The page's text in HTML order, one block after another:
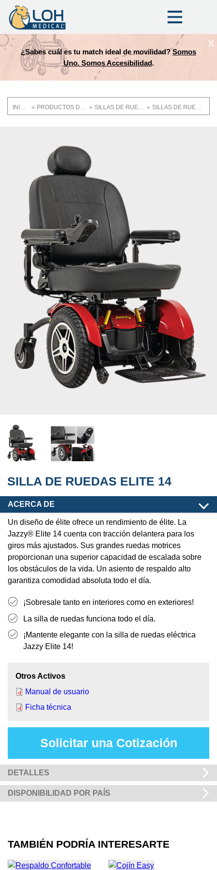
¿Sabes cuál es tu match ideal de movilidad?Somos
Uno. Somos Accesibilidad.
X
Ruta
navegación
INICIO
SILLA DE RUEDAS ELITE 14
ACERCA DE
Un diseño de élite ofrece un rendimiento de élite. La
Jazzy® Elite 14 cuenta con tracción delantera para los
giros más ajustados. Sus grandes ruedas motrices
proporcionan una superior capacidad de escalada sobre
los obstáculos de la vida. Un asiento de respaldo alto
garantiza comodidad absoluta todo el día.
¡Sobresale tanto en interiores como en exteriores!
La silla de ruedas funciona todo el día.
¡Mantente elegante con la silla de ruedas eléctrica
Jazzy Elite 14!
Otros Activos
Manual de usuario
Ficha técnica
Solicitar una Cotización
DETALLES
DISPONIBILIDAD POR PAÍS
TAMBIÉN PODRÍA INTERESARTE